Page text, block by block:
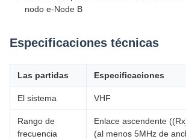
nodo e-Node B
Especificaciones técnicas
Las partidas Especificaciones
El sistema VHF
Rango de
frecuencia
Enlace ascendente
(al menos 5MHz de